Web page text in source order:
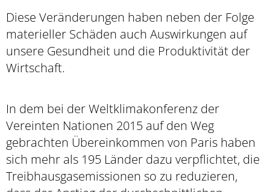
Diese Veränderungen haben neben der Folge
materieller Schäden auch Auswirkungen auf
unsere Gesundheit und die Produktivität der
Wirtschaft.
In dem bei der Weltklimakonferenz der
Vereinten Nationen 2015 auf den Weg
gebrachten Übereinkommen von Paris haben
sich mehr als 195 Länder dazu verpflichtet, die
Treibhausgasemissionen so zu reduzieren,